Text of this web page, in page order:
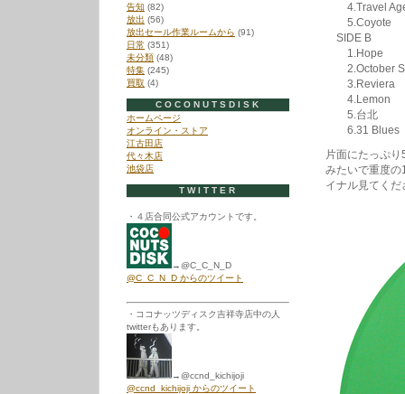
4.Travel
5.Coyote
SIDE B
1.Hope
2.October
3.Reviera
4.Lemon
5.台北
6.31 Blues
片面にたっぷ
みたいで重度
イナル見てく
告知 (82)
放出 (56)
放出セール作業ルームから (91)
日常 (351)
未分類 (48)
特集 (245)
買取 (4)
COCONUTSDISK
ホームページ
オンライン・ストア
江古田店
代々木店
池袋店
TWITTER
・４店合同公式アカウントです。
→@C_C_N_D
@C_C_N_D からのツイート
・ココナッツディスク吉祥寺店中の人
twitterもあります。
→@ccnd_kichijoji
@ccnd_kichijoji からのツイート